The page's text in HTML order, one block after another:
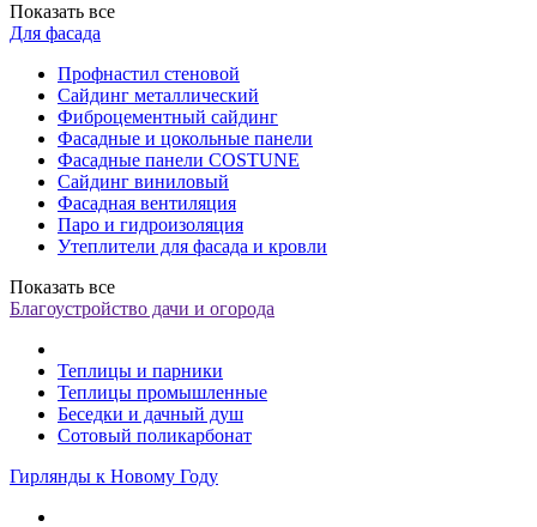
Показать все
Для фасада
Профнастил стеновой
Сайдинг металлический
Фиброцементный сайдинг
Фасадные и цокольные панели
Фасадные панели COSTUNE
Сайдинг виниловый
Фасадная вентиляция
Паро и гидроизоляция
Утеплители для фасада и кровли
Показать все
Благоустройство дачи и огорода
Теплицы и парники
Теплицы промышленные
Беседки и дачный душ
Сотовый поликарбонат
Гирлянды к Новому Году